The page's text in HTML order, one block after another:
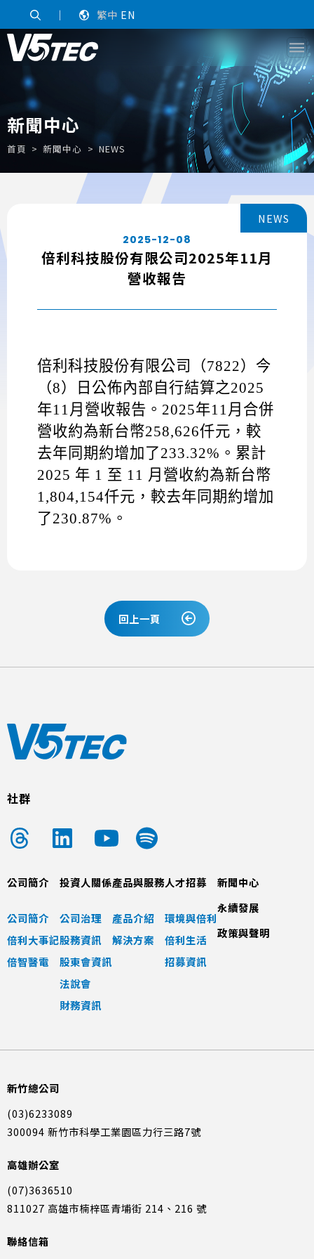
｜ 繁中 EN
新聞中心
首頁 新聞中心 NEWS
NEWS
2025-12-08
倍利科技股份有限公司2025年11月
營收報告
倍利科技股份有限公司（7822）今
（8）日公佈內部自行結算之2025
年11月營收報告。 2025年11月合併
營收約為新台幣258,626仟元，較
去年同期約增加了233.32% 。累計
2025 年 1 至 11 月營收約為新台幣
1,804,154仟元，較去年同期約增加
了230.87% 。
回上一頁
社群
公司簡介
公司簡介
倍利大事記
倍智醫電
投資人關係
公司治理
股務資訊
股東會資訊
法說會
財務資訊
產品與服務
產品介紹
解決方案
人才招募
環境與倍利
倍利生活
招募資訊
新聞中心
永續發展
政策與聲明
新竹總公司
(03)6233089
300094 新竹市科學工業園區力行三路7號
高雄辦公室
(07)3636510
811027 高雄市楠梓區青埔街 214、216 號
聯絡信箱